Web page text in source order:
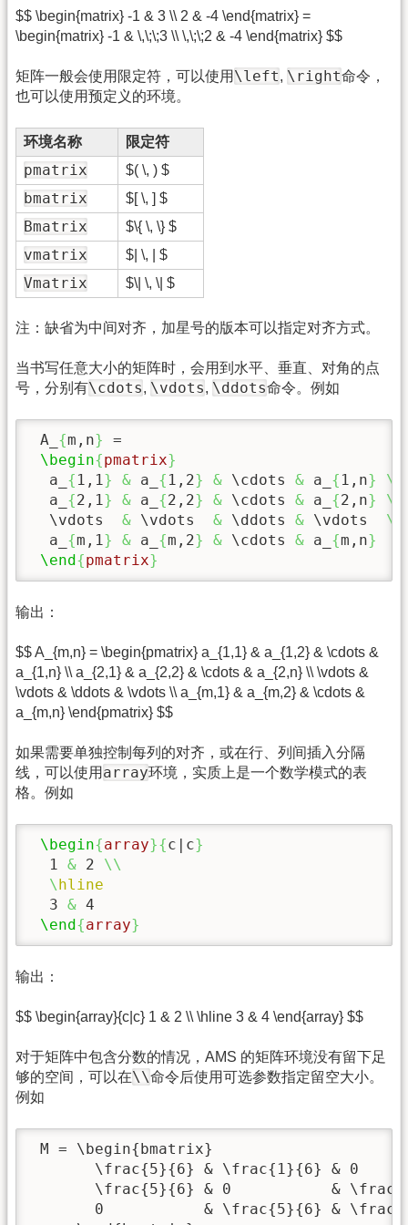
$$ \begin{matrix} -1 & 3 \\ 2 & -4 \end{matrix} =
\begin{matrix} -1 & \,\;\;3 \\ \,\;\;2 & -4 \end{matrix} $$
矩阵一般会使用限定符，可以使用 \left, \right命令，
也可以使用预定义的环境。
环境名称 限定符
pmatrix $( \, ) $
bmatrix $[ \, ] $
Bmatrix $\{ \, \} $
vmatrix $| \, | $
Vmatrix $\| \, \| $
注：缺省为中间对齐，加星号的版本可以指定对齐方式。
当书写任意大小的矩阵时，会用到水平、垂直、对角的点
号，分别有\cdots, \vdots, \ddots命令。例如
A_ {m,n}
=
\begin{pmatrix}
  a_
{ 1,1} & a_ { 1,2} & \cdots & a_ { 1,n}
\\
  a_
{2,1} & a_ {2,2} & \cdots & a_ {2,n}
\\
\vdots
& \vdots & \ddots & \vdots
\\
  a_
{m,1} & a_ {m,2} & \cdots & a_ {m,n}
\end{pmatrix}
输出：
$$ A_{m,n} = \begin{pmatrix} a_{1,1} & a_{1,2} & \cdots &
a_{1,n} \\ a_{2,1} & a_{2,2} & \cdots & a_{2,n} \\ \vdots &
\vdots & \ddots & \vdots \\ a_{m,1} & a_{m,2} & \cdots &
a_{m,n} \end{pmatrix} $$
如果需要单独控制每列的对齐，或在行、列间插入分隔
线，可以使用 array环境，实质上是一个数学模式的表
格。例如
\begin{array}{c|c}
  1
& 2 \\
\hline
  3
& 4
\end{array}
输出：
$$ \begin{array}{c|c} 1 & 2 \\ \hline 3 & 4 \end{array} $$
对于矩阵中包含分数的情况，AMS 的矩阵环境没有留下足
够的空间，可以在\\命令后使用可选参数指定留空大小。
例如
M = \begin{bmatrix}
\frac{5}{6} & \frac{1}{6} & 0
\frac{5}{6} & 0           &
0           & \frac{5}{6} &